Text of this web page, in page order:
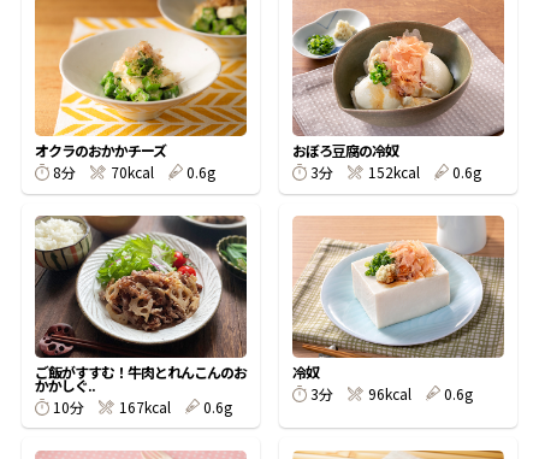
旨さ、別格。だし屋の鍋 韓福善シリーズ
サッと鍋® 楽チン鍋®
汁物レシピ
時短レシピ
おいしいレシピを商品から探す
かつお節レシピ
めんつゆレシピ
割烹白だしレシピ
かつお節・だしをもっと知る
ヤマキ かつお節プラス®
かつお節・だしを楽しむ
だしコミュ
- ヤマキ かつお節プラス®
採用情報
- ジョブリターン制
コミュニティサイト
Global
オクラのおかかチーズ
8分
70kcal 0.6g
おぼろ豆腐の冷奴
3分
152kcal 0.6g
ご飯がすすむ！牛肉とれんこんのお
かかしぐ..
10分
167kcal 0.6g
冷奴
3分
96kcal 0.6g